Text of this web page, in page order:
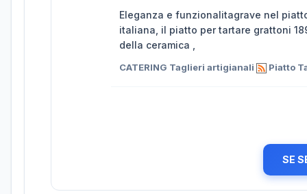
Eleganza e funzionalitagrave nel
italiana, il piatto per tartare grattoni
della ceramica ,
CATERING Taglieri artigianali Piatto
SE